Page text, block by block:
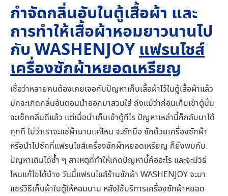
กำจัดกลิ่นอับในตู้เสื้อผ้า และ
การทำให้เสื้อผ้าหอมยาวนานไป
กับ WASHENJOY แฟรนไชส์
เครื่องซักผ้าหยอดเหรียญ
เชื่อว่าหลายคนต้องเคยเจอกับปัญหาเก็บเสื้อผ้าไว้ในตู้เสื้อผ้าแล้ว
มักจะเกิดกลิ่นอับตอนนำออกมาสวมใส่ ถึงแม้ว่าก่อนเก็บเข้าตู้นั้น
จะเช็กกลิ่นดีแล้ว แต่เมื่อนำเก็บเข้าตู้ทีไร ปัญหาเหล่านี้ก็กลับมาได้
ทุกที ไม่ว่าเราจะแช่ผ้านานแค่ไหน จะซักมือ ซักด้วยเครื่องซักผ้า
หรือนำไปซักที่แฟรนไชส์เครื่องซักผ้าหยอดเหรียญ ก็ยังพบกับ
ปัญหาเดิมได้ซ้ำ ๆ สาเหตุที่ทำให้เกิดปัญหานี้คืออะไร และจะมีวิธี
ไหนแก้ไขได้บ้าง วันนี้แฟรนไชส์ร้านซักผ้า WASHENJOY จะมา
แชร์วิธีเก็บผ้าในตู้ให้หอมนาน หลังใช้บริการเครื่องซักผ้าหยอด